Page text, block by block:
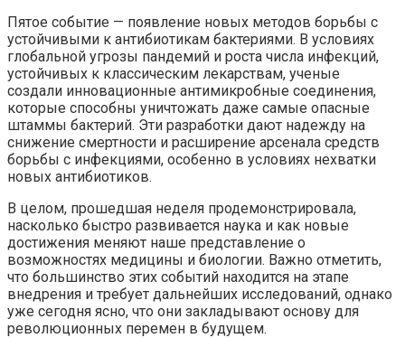
Пятое событие — появление новых методов борьбы с
устойчивыми к антибиотикам бактериями. В условиях
глобальной угрозы пандемий и роста числа инфекций,
устойчивых к классическим лекарствам, ученые
создали инновационные антимикробные соединения,
которые способны уничтожать даже самые опасные
штаммы бактерий. Эти разработки дают надежду на
снижение смертности и расширение арсенала средств
борьбы с инфекциями, особенно в условиях нехватки
новых антибиотиков.
В целом, прошедшая неделя продемонстрировала,
насколько быстро развивается наука и как новые
достижения меняют наше представление о
возможностях медицины и биологии. Важно отметить,
что большинство этих событий находится на этапе
внедрения и требует дальнейших исследований, однако
уже сегодня ясно, что они закладывают основу для
революционных перемен в будущем.